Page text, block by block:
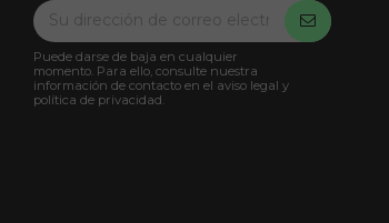
Puede darse de baja en cualquier
momento. Para ello, consulte nuestra
información de contacto en el aviso legal y
política de privacidad.